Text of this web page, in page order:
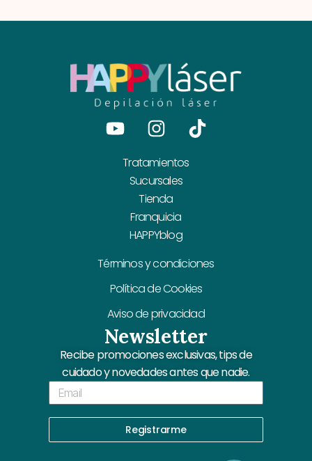
YoutubeInstagram
Tiktok
Tratamientos
Sucursales
Tienda
Franquicia
HAPPYblog
Términos y condiciones
Política de Cookies
Aviso de privacidad
Newsletter
Recibe promociones exclusivas, tips de
cuidado y novedades antes que nadie.
Email
Registrarme